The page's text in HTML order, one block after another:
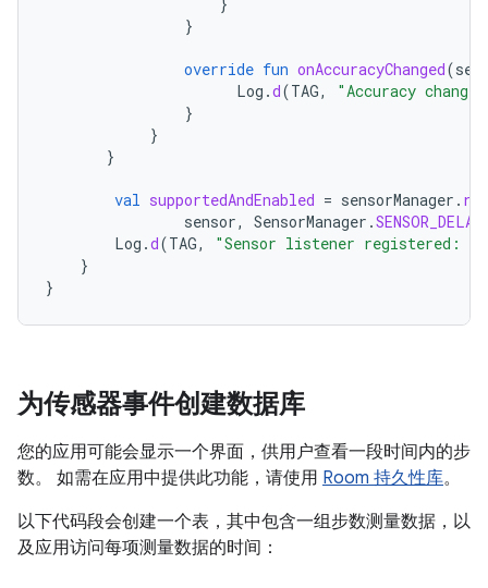
}
override fun onAccuracyChanged(
Log .d(TAG,
"Accuracy
}
}
}
val supportedAndEnabled = sensorManager .
sensor, SensorManager .
Log .d(TAG, "Sensor listener registered:
}
}
为传感器事件创建数据库
您的应用可能会显示一个界面，供用户查看一段时间内的步
数。 如需在应用中提供此功能，请使用 Room 持久性库。
以下代码段会创建一个表，其中包含一组步数测量数据，以
及应用访问每项测量数据的时间：